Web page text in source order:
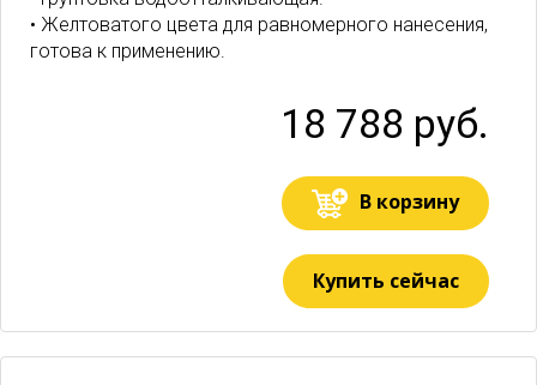
• Желтоватого цвета для равномерного нанесения,
готова к применению.
18 788 руб.
В корзину
Купить сейчас